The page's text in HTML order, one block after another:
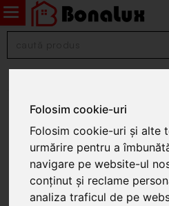
Folosim cookie-uri
Folosim cookie-uri și alte
urmărire pentru a
navigare pe website-ul
conținut și reclame
analiza traficul de pe